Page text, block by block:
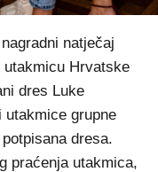
natječaj
utakmicu Hrvatske
dres Luke
grupne
dresa.
praćenja utakmica,